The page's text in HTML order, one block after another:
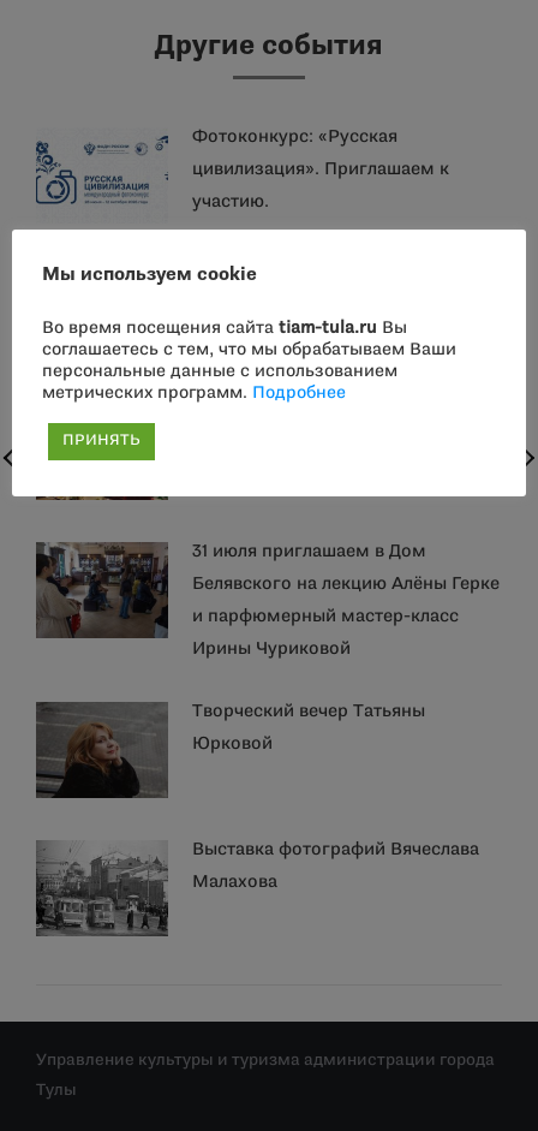
Другие события
Фотоконкурс: «Русская
цивилизация». Приглашаем к
участию.
2 августа парфюмерные встречи в
дегустации, лекции
31 июля приглашаем в Дом
Белявского на лекцию Алёны Герке
и парфюмерный мастер-класс
Ирины Чуриковой
Творческий вечер Татьяны
Юрковой
Выставка фотографий Вячеслава
Малахова
Управление культуры и туризма администрации города
Тулы
Мы используем cookie
Во время посещения сайта tiam-tula.ru Вы
соглашаетесь с тем, что мы обрабатываем Ваши
персональные данные с использованием
метрических программ.
Подробнее
ПРИНЯТЬ